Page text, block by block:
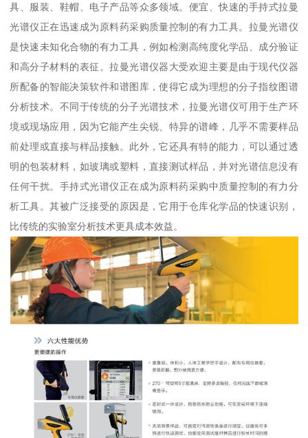
具、服装、鞋帽、电子产品等众多领域。便宜、快速的手持式拉曼
光谱仪正在迅速成为原料药采购质量控制的有力工具。拉曼光谱仪
是快速未知化合物的有力工具，例如检测高纯度化学品、成分验证
和高分子材料的表征。拉曼光谱仪器大受欢迎主要是由于现代仪器
所配备的智能决策软件和谱图库，使得它成为理想的分子指纹图谱
分析技术。不同于传统的分子光谱技术，拉曼光谱仪可用于生产环
境或现场应用，因为它能产生尖锐、特异的谱峰，几乎不需要样品
前处理或直接与样品接触。此外，它还具有特的能力，可以通过透
明的包装材料，如玻璃或塑料，直接测试样品，并对光谱信息没有
任何干扰。手持式光谱仪正在成为原料药采购中质量控制的有力分
析工具。其被广泛接受的原因是，它用于仓库化学品的快速识别，
比传统的实验室分析技术更具成本效益。